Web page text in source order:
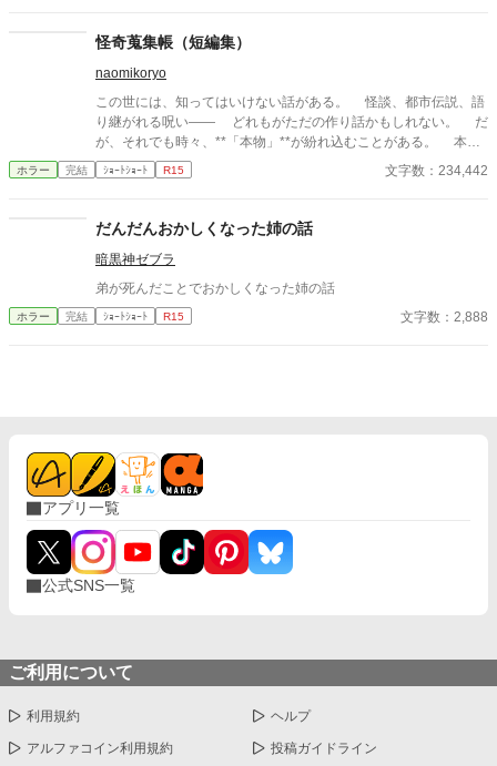
怪奇蒐集帳（短編集）
naomikoryo
この世には、知ってはいけない話がある。 怪談、都市伝説、語
り継がれる呪い—— どれもがただの作り話かもしれない。 だ
が、それでも時々、**「本物」**が紛れ込むことがある。 本書
は、そんな“見つけてしまった”怪異を集めた一冊である。 最後
のページを閉じるとき、あなたは“何か”に気づくことになるだろ
ホラー 完結 ｼｮｰﾄｼｮｰﾄ R15 文字数：234,442
だんだんおかしくなった姉の話
暗黒神ゼブラ
弟が死んだことでおかしくなった姉の話
ホラー 完結 ｼｮｰﾄｼｮｰﾄ R15 文字数：2,888
アプリ一覧
公式SNS一覧
ご利用について
利用規約 ヘルプ
アルファコイン利用規約 投稿ガイドライン